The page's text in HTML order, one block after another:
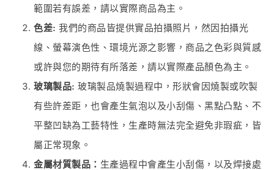
範圍若有誤差，請以實際商品為主。
色差: 我們的商品皆提供實品拍攝照片，然因拍攝光
線、螢幕演色性、環境光源之影響，商品之色彩與質感
或許與您的期待有所落差，請以實際產品顏色為主。
玻璃製品: 玻璃製品燒製過程中，形狀會因燒製或吹製
有些許差距，也會產生氣泡以及小刮傷、黑點凸點、不
平整凹缺為工藝特性，生產時無法完全避免非瑕疵，皆
屬正常現象。
金屬材質製品： 生產過程中會產生小刮傷，以及焊接處